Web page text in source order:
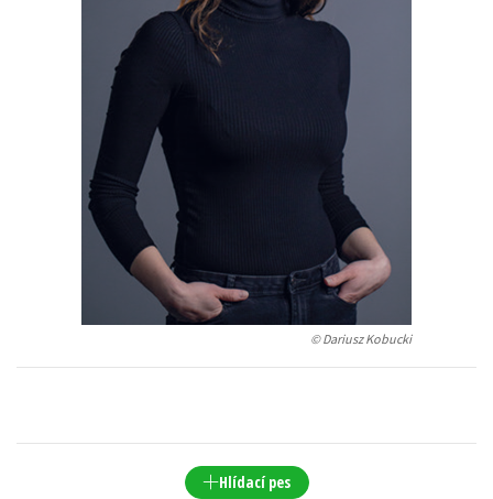
Young adult (SK)
Zahraniční literatura Zdraví a životní styl
© Dariusz Kobucki
Hlídací pes